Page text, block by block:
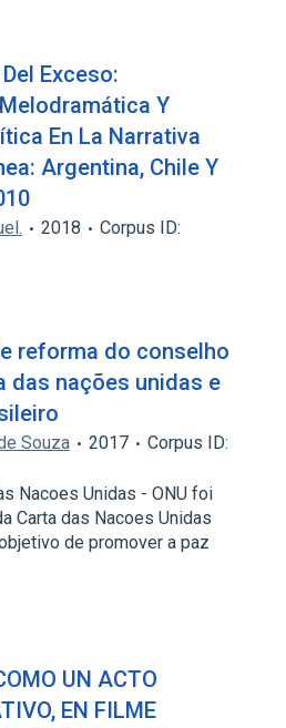
Exceso:
Y
En La Narrativa
Argentina, Chile Y
2018
Corpus ID:
reforma do conselho
das nações unidas e
Souza 2017
Corpus ID:
Nacoes Unidas - ONU foi
Carta das Nacoes Unidas
de promover a paz
UN ACTO
EN FILME